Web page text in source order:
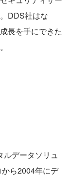
DDS社はな
長を手にできた
ルデータソリュ
ら2004年にデ